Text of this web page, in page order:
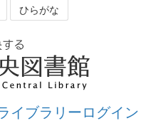
ひらがな
イブラリーログイン